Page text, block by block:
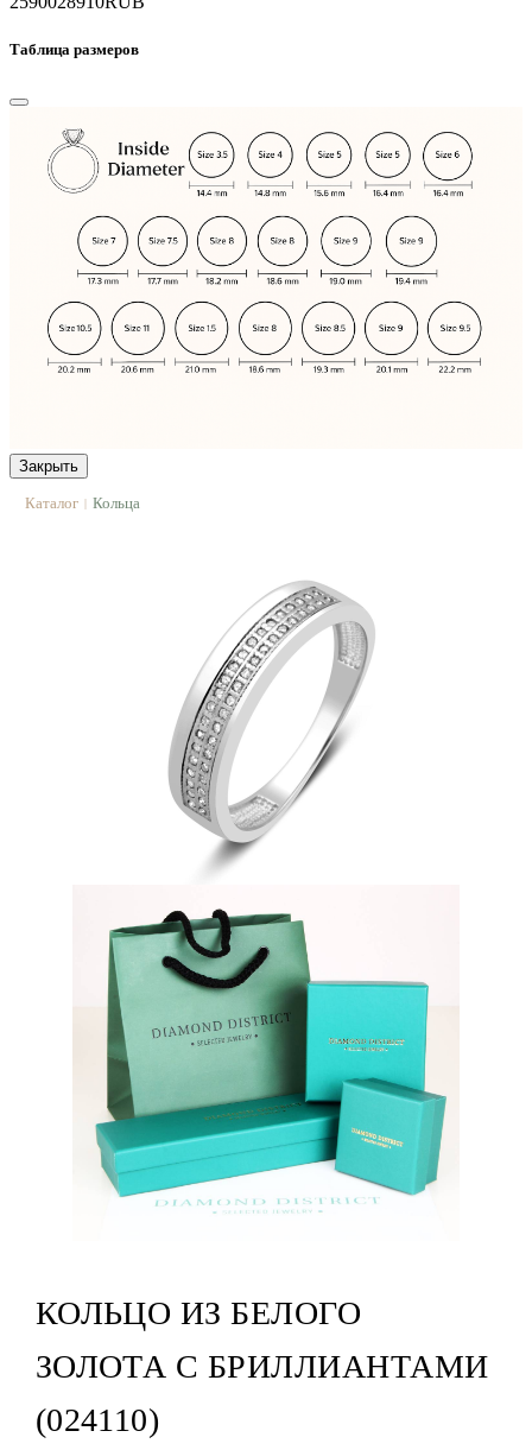
Таблица размеров
Закрыть
Каталог | Кольца
КОЛЬЦО ИЗ БЕЛОГО
ЗОЛОТА С БРИЛЛИАНТАМИ
(024110)